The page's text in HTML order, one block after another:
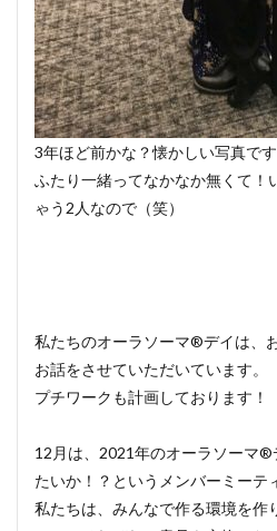
3年ほど前かな？懐かしい写真で
ふたり一緒ってなかなか無くて！
ゃう2人なので（笑）
私たちのオーラソーマ®デイは、
お話をさせていただいています。
プチワークも計画しております！
12月は、2021年のオーラソーマ®
たいか！？というメンバーミーテ
私たちは、みんなで作る環境を作